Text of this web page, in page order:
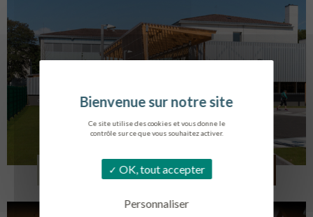
Ce site utilise des cookies et vous donne le
contrôle sur ce que vous souhaitez activer.
OK, tout accepter
Personnaliser
COLLÈGE MONTMORENCY
BOURBONNE-LES-BAINS